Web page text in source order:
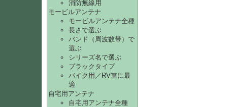
消防無線用
モービルアンテナ
モービルアンテナ全種
長さで選ぶ
バンド（周波数帯）で
選ぶ
シリーズ名で選ぶ
ブラックタイプ
バイク用／RV車に最
適
自宅用アンテナ
自宅用アンテナ全種